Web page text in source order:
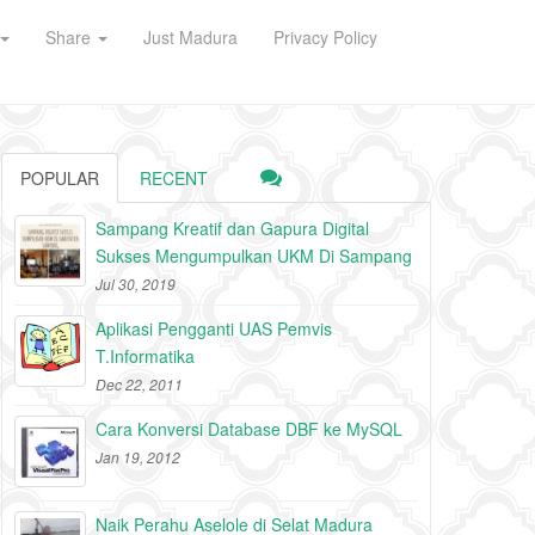
Share Just Madura Privacy Policy
POPULAR RECENT
Sampang Kreatif dan Gapura Digital
Sukses Mengumpulkan UKM Di Sampang
Jul 30, 2019
Aplikasi Pengganti UAS Pemvis
T.Informatika
Dec 22, 2011
Cara Konversi Database DBF ke MySQL
Jan 19, 2012
Naik Perahu Aselole di Selat Madura